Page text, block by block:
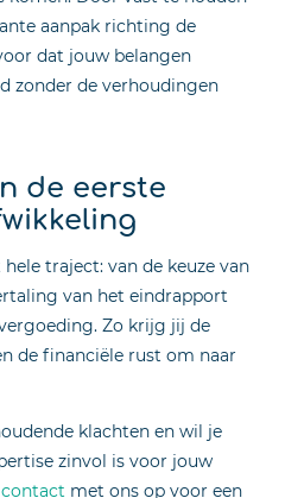
aanpak richting de
dat jouw belangen
zonder de verhoudingen
de eerste
traject: van de keuze van
van het eindrapport
Zo krijg jij de
de financiële rust om naar
klachten en wil je
zinvol is voor jouw
contact met ons op voor een